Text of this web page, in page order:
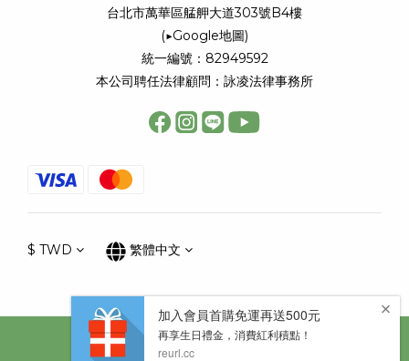
台北市萬華區艋舺大道303號B4樓
(▶Google地圖)
統一編號：82949592
本公司聘任法律顧問：詠凌法律事務所
$ TWD 繁體中文
Copyright © 太陽星網路科技股份有限公司